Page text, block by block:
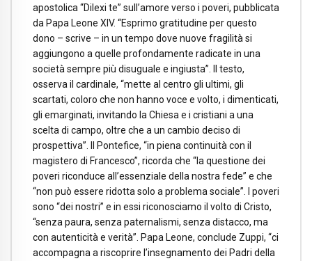
apostolica “Dilexi te” sull’amore verso i poveri, pubblicata
da Papa Leone XIV. “Esprimo gratitudine per questo
dono – scrive – in un tempo dove nuove fragilità si
aggiungono a quelle profondamente radicate in una
società sempre più disuguale e ingiusta”. Il testo,
osserva il cardinale, “mette al centro gli ultimi, gli
scartati, coloro che non hanno voce e volto, i dimenticati,
gli emarginati, invitando la Chiesa e i cristiani a una
scelta di campo, oltre che a un cambio deciso di
prospettiva”. Il Pontefice, “in piena continuità con il
magistero di Francesco”, ricorda che “la questione dei
poveri riconduce all’essenziale della nostra fede” e che
“non può essere ridotta solo a problema sociale”. I poveri
sono “dei nostri” e in essi riconosciamo il volto di Cristo,
“senza paura, senza paternalismi, senza distacco, ma
con autenticità e verità”. Papa Leone, conclude Zuppi, “ci
accompagna a riscoprire l’insegnamento dei Padri della